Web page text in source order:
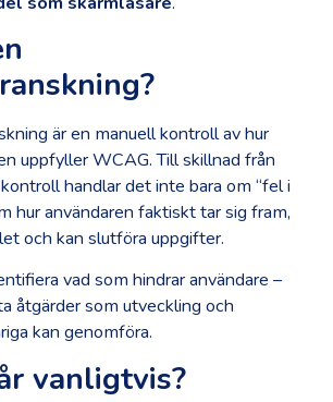
är en manuell kontroll av hur
uppfyller WCAG. Till skillnad från
handlar det inte bara om “fel i
hur användaren faktiskt tar sig fram,
och kan slutföra uppgifter.
vad som hindrar användare –
åtgärder som utveckling och
kan genomföra.
vanligtvis?